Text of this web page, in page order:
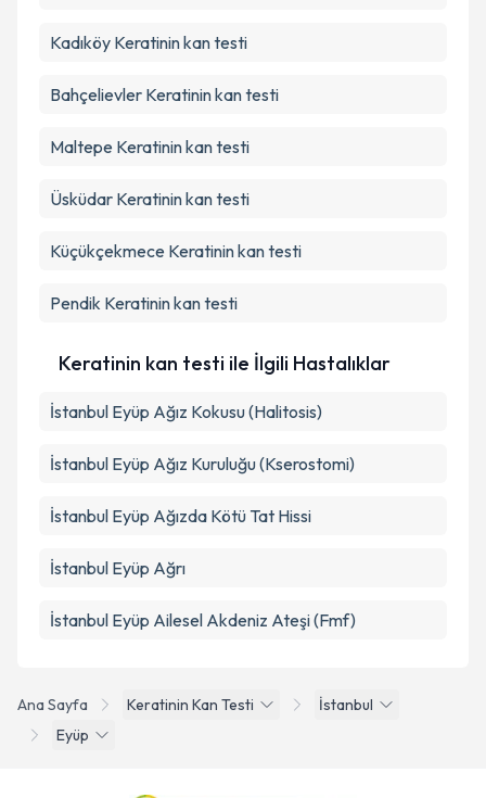
Ana Sayfa Keratinin Kan Testi
İstanbul
Eyüp
Kadıköy Keratinin kan testi
Bahçelievler Keratinin kan testi
Maltepe Keratinin kan testi
Üsküdar Keratinin kan testi
Küçükçekmece Keratinin kan testi
Pendik Keratinin kan testi
Keratinin kan testi ile İlgili Hastalıklar
İstanbul Eyüp Ağız Kokusu (Halitosis)
İstanbul Eyüp Ağız Kuruluğu (Kserostomi)
İstanbul Eyüp Ağızda Kötü Tat Hissi
İstanbul Eyüp Ağrı
İstanbul Eyüp Ailesel Akdeniz Ateşi (Fmf)